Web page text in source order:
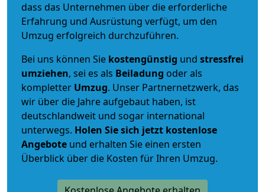
dass das Unternehmen über die erforderliche
Erfahrung und Ausrüstung verfügt, um den
Umzug erfolgreich durchzuführen.
Bei uns können Sie kostengünstig und stressfrei
umziehen, sei es als Beiladung oder als
kompletter Umzug. Unser Partnernetzwerk, das
wir über die Jahre aufgebaut haben, ist
deutschlandweit und sogar international
unterwegs. Holen Sie sich jetzt kostenlose
Angebote und erhalten Sie einen ersten
Überblick über die Kosten für Ihren Umzug.